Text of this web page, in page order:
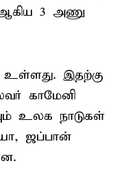
3 அணு
உள்ளது. இதற்கு
காமேனி
உலக நாடுகள்
ஜப்பான்